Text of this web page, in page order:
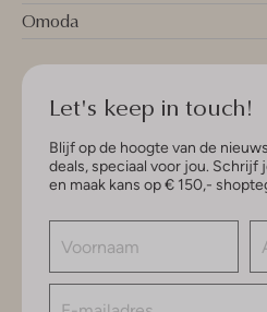
Omoda
Let's keep in touch!
Blijf op de hoogte van de
deals, speciaal voor jou. Schrijf
en maak kans op € 150,-